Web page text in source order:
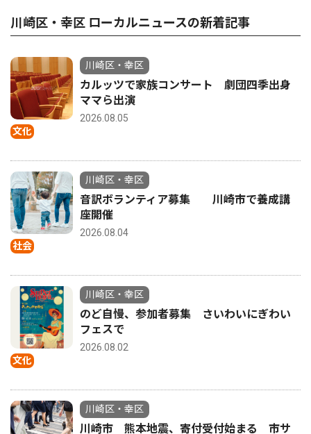
川崎区・幸区 ローカルニュースの新着記事
文化
川崎区・幸区
カルッツで家族コンサート 劇団四季出身
ママら出演
2026.08.05
社会
川崎区・幸区
音訳ボランティア募集 川崎市で養成講
座開催
2026.08.04
文化
川崎区・幸区
のど自慢、参加者募集 さいわいにぎわい
フェスで
2026.08.02
川崎区・幸区
川崎市 熊本地震、寄付受付始まる 市サ